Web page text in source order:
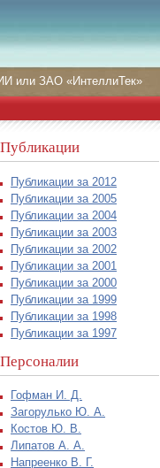
или ЗАО «ИнтеллиТек»
Публикации
Публикации за 2012
Публикации за 2005
Публикации за 2004
Публикации за 2003
Публикации за 2002
Публикации за 2001
Публикации за 2000
Публикации за 1999
Публикации за 1998
Публикации за 1997
Персоналии
Гофман И. Д.
Загорулько Ю. А.
Костов Ю. В.
Липатов А. А.
Напреенко В. Г.